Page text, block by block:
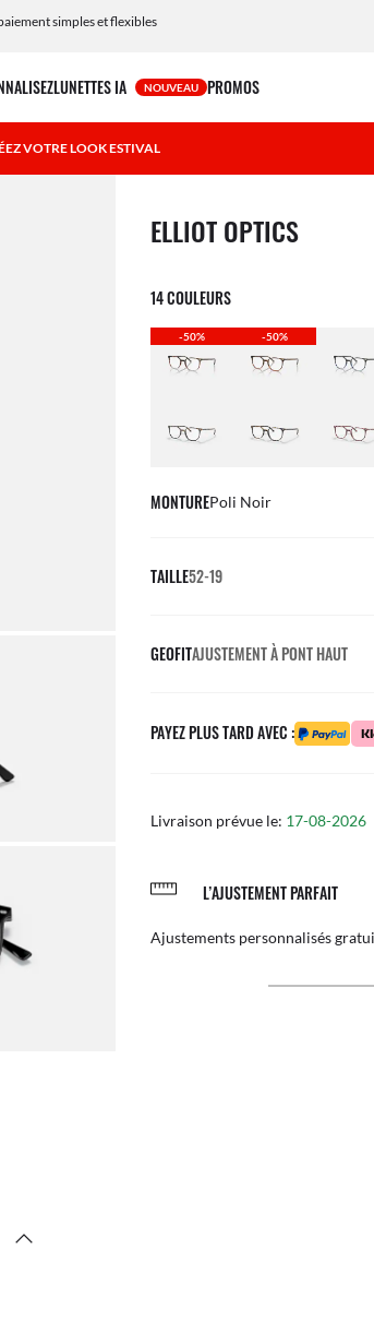
gravure gratuitement
LUNETTES IA NOUVEAU PROMOS
VOTRE LOOK ESTIVAL
1 article a été retiré de votre liste
ELLIOT OPTICS
14 COULEURS
-50% -50%
MONTUREPoli Noir
TAILLE52-19
GEOFITAJUSTEMENT À PONT HAUT
PAYEZ PLUS TARD AVEC :
Livraison prévue le: 17-08-2026
SERVICE APRÈS-VENTE EN
Bénéficiez de l’expertise de nos